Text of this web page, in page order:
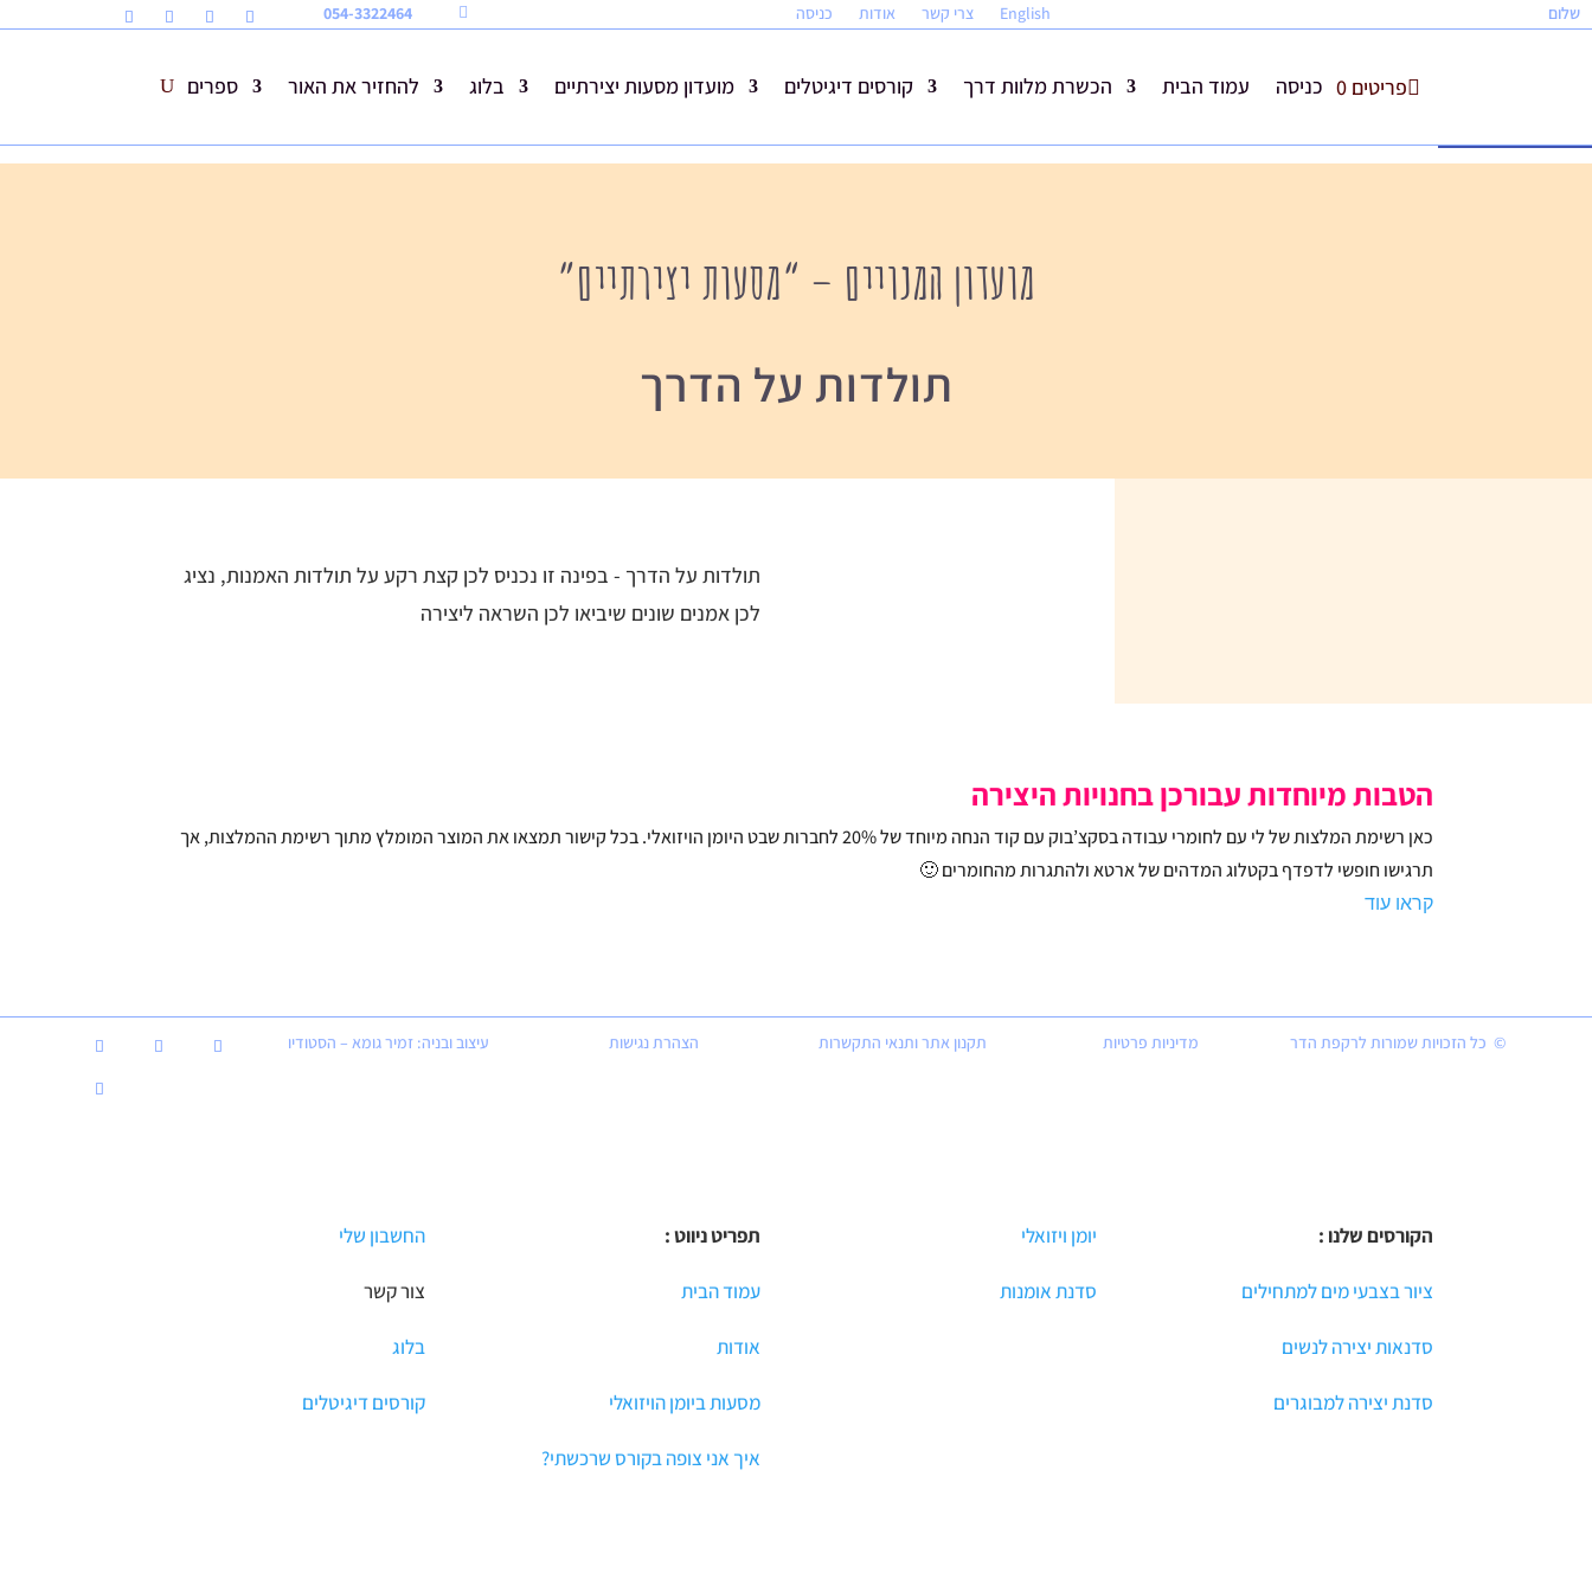

054-3322464 English צרי קשר אודות כניסה שלום
פריטים 0 כניסה עמוד הבית הכשרת מלוות דרך קורסים דיגיטלים מועדון מסעות יצירתיים בלוג להחזיר את האור ספרים
מועדון המנויים – “מסעות יצירתיים”
תולדות על הדרך
תולדות על הדרך - בפינה זו נכניס לכן קצת רקע על תולדות האמנות, נציג
לכן אמנים שונים שיביאו לכן השראה ליצירה
הטבות מיוחדות עבורכן בחנויות היצירה
כאן רשימת המלצות של לי עם לחומרי עבודה בסקצ’בוק עם קוד הנחה מיוחד של 20% לחברות שבט היומן הויזואלי. בכל קישור תמצאו את המוצר המומלץ מתוך רשימת ההמלצות, אך
תרגישו חופשי לדפדף בקטלוג המדהים של ארטא ולהתגרות מהחומרים 🙂
קראו עוד
עיצוב ובניה: זמיר גומא – הסטודיו הצהרת נגישות תקנון אתר ותנאי התקשרות מדיניות פרטיות © כל הזכויות שמורות לרקפת הדר
החשבון שלי
צור קשר
בלוג
קורסים דיגיטלים
תפריט ניווט :
עמוד הבית
אודות
מסעות ביומן הויזואלי
איך אני צופה בקורס שרכשתי?
יומן ויזואלי
סדנת אומנות
הקורסים שלנו :
ציור בצבעי מים למתחילים
סדנאות יצירה לנשים
סדנת יצירה למבוגרים